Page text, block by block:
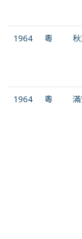
1964 粵
1964 粵